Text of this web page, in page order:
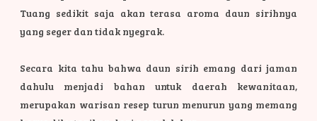
Tuang sedikit saja akan terasa aroma daun sirihnya
yang seger dan tidak nyegrak.
Secara kita tahu bahwa daun sirih emang dari jaman
dahulu menjadi bahan untuk daerah kewanitaan,
merupakan warisan resep turun menurun yang memang